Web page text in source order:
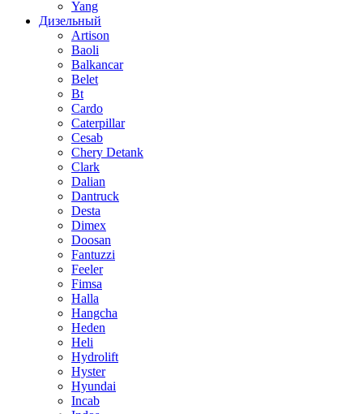
Yang
Дизельный
Artison
Baoli
Balkancar
Belet
Bt
Cardo
Caterpillar
Cesab
Chery Detank
Clark
Dalian
Dantruck
Desta
Dimex
Doosan
Fantuzzi
Feeler
Fimsa
Halla
Hangcha
Heden
Heli
Hydrolift
Hyster
Hyundai
Incab